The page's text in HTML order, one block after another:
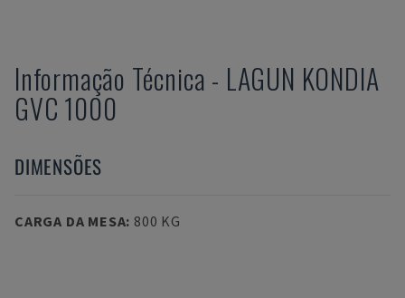
Informação Técnica - LAGUN KONDIA
GVC 1000
DIMENSÕES
CARGA DA MESA: 800 KG